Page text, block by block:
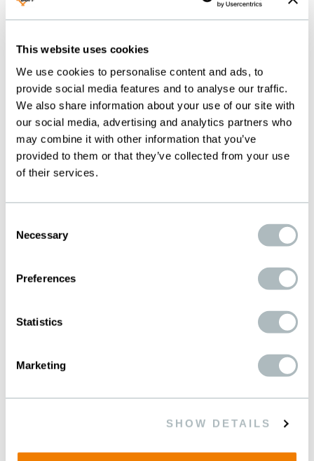
This website uses cookies
We use cookies to personalise content and ads, to
provide social media features and to analyse our traffic.
We also share information about your use of our site with
our social media, advertising and analytics partners who
may combine it with other information that you’ve
provided to them or that they’ve collected from your use
of their services.
Selection
Necessary
Preferences
Statistics
Marketing
SHOW DETAILS
阿根廷
T.F.P. PRODUCTEC S.A.
Posadas 76 - Ramos Mejia
Tel. (54.11)4657-6206
WWW.PRODUCTEC.COM.AR
info@productec.com.ar
墨西哥